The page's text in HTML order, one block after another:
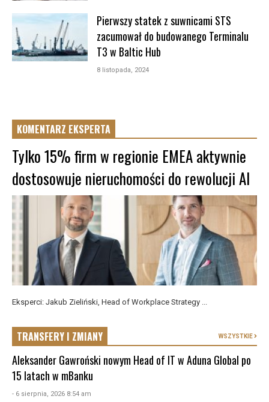
Pierwszy statek z suwnicami STS
zacumował do ‎budowanego Terminalu
T3 w Baltic Hub
8 listopada, 2024
KOMENTARZ EKSPERTA
Tylko 15% firm w regionie EMEA aktywnie
dostosowuje nieruchomości do rewolucji AI
Eksperci: Jakub Zieliński, Head of Workplace Strategy ...
TRANSFERY I ZMIANY WSZYSTKIE
Aleksander Gawroński nowym Head of IT w Aduna Global po
15 latach w mBanku
- 6 sierpnia, 2026 8:54 am